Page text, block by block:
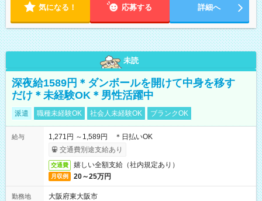
気になる！ 応募する 詳細へ
未読
深夜給1589円＊ダンボールを開けて中身を移す
だけ＊未経験OK＊男性活躍中
派遣 職種未経験OK 社会人未経験OK ブランクOK
給与
1,271円 ～1,589円 ＊日払いOK
交通費別途支給あり
交通費 嬉しい全額支給（社内規定あり）
月収例 20～25万円
勤務地
大阪府東大阪市